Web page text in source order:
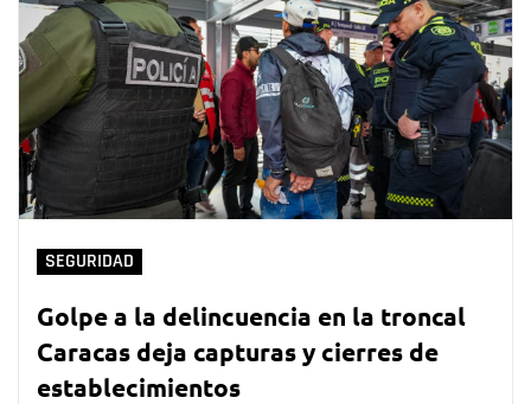
SEGURIDAD
Golpe a la delincuencia en la troncal
Caracas deja capturas y cierres de
establecimientos